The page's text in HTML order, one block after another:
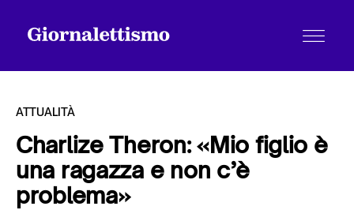
Tutti gli articoli
ATTUALITÀ
Charlize Theron: «Mio figlio è
una ragazza e non c’è
problema»